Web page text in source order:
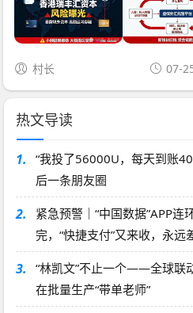
村长 07-
热文导读
1.
“我投了56000U，每天到账
后一条朋友圈
2.
紧急预警｜“中国数据”APP连
完，“快捷支付”又来收，永远
3.
“林凯文”不止一个——全球联
在批量生产“带单老师”